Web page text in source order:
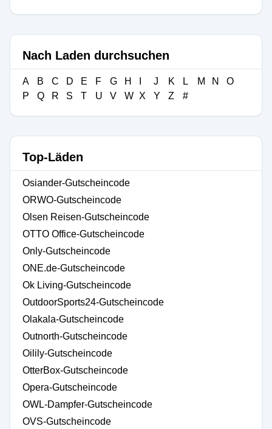
Nach Laden durchsuchen
A B C D E F G H J K L M N
O
P
Q R S T U V W X Y Z #
Top-Läden
Osiander-Gutscheincode
ORWO-Gutscheincode
Olsen Reisen-Gutscheincode
OTTO Office-Gutscheincode
Only-Gutscheincode
ONE.de-Gutscheincode
Ok Living-Gutscheincode
OutdoorSports24-Gutscheincode
Olakala-Gutscheincode
Outnorth-Gutscheincode
Oilily-Gutscheincode
OtterBox-Gutscheincode
Opera-Gutscheincode
OWL-Dampfer-Gutscheincode
OVS-Gutscheincode